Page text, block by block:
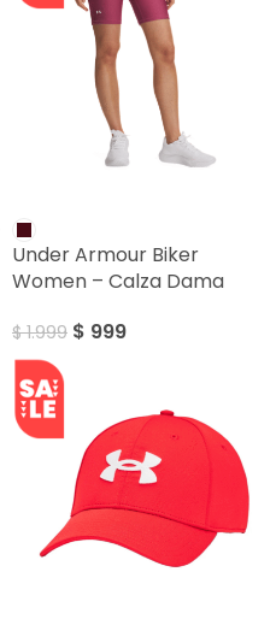
Under Armour Biker
Women – Calza Dama
$1.999 $ 999